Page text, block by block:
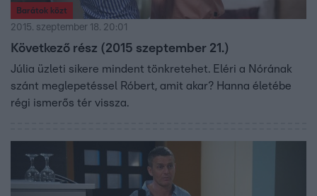
Barátok közt
2015. szeptember 18. 20:01
Következő rész (2015 szeptember 21.)
Júlia üzleti sikere mindent tönkretehet. Eléri a Nórának
szánt meglepetéssel Róbert, amit akar? Hanna életébe
régi ismerős tér vissza.